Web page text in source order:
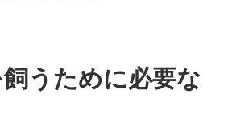
うために必要な